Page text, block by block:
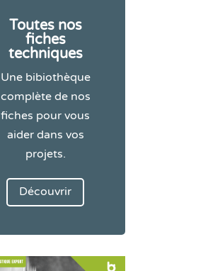
Toutes nos
fiches
techniques
Une bibiothèque
complète de nos
fiches pour vous
aider dans vos
projets.
Découvrir